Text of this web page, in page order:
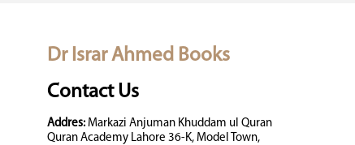
Dr Israr Ahmed Books
Contact Us
Addres:Markazi Anjuman Khuddam ul Quran
Quran Academy Lahore 36-K, Model Town,